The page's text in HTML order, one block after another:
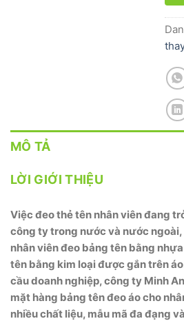
MÔ TẢ
LỜI GIỚI THIỆU
Việc đeo thẻ tên nhân viên đang
công ty trong nước và nước
nhân viên đeo bảng tên bằng
tên bằng kim loại được gắn trên
cầu doanh nghiệp, công ty Minh
mặt hàng bảng tên đeo áo cho
nhiều chất liệu, mẫu mã đa đạng